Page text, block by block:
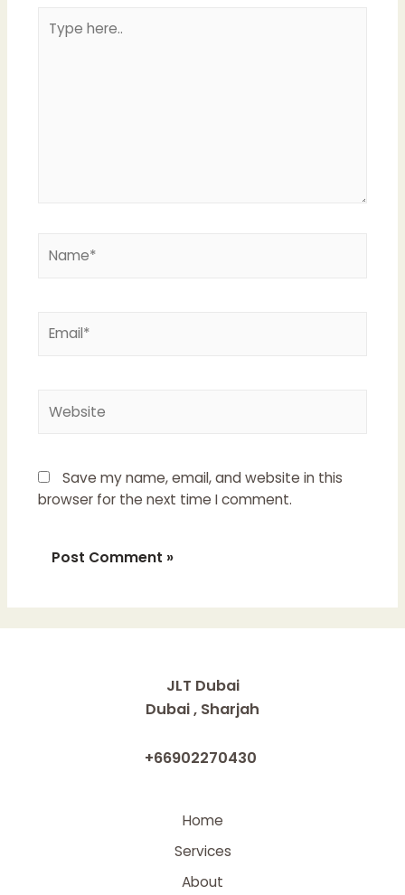
here..
Save my name, email, and website in this
browser for the next time I comment.
JLT Dubai
Dubai , Sharjah
+66902270430
Home
Services
About